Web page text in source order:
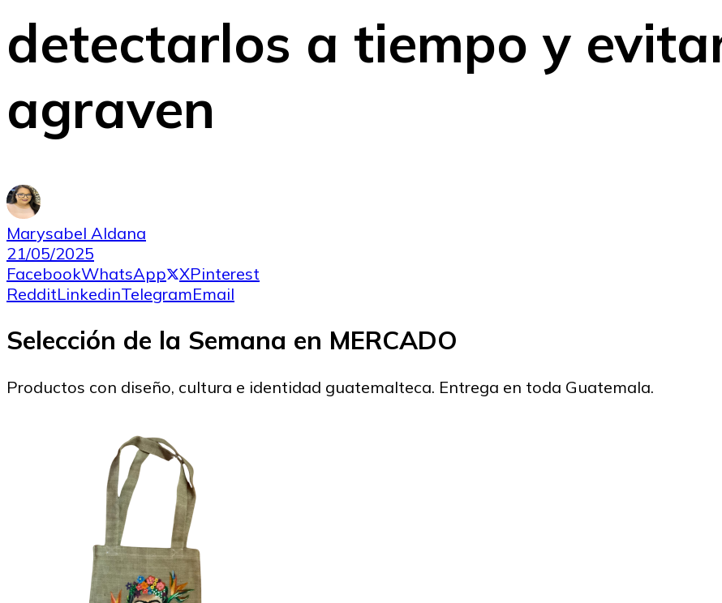
detectarlos a tiempo y
agraven
Marysabel Aldana
21/05/2025
FacebookWhatsApp XPinterest
RedditLinkedinTelegramEmail
Selección de la Semana en MERCADO
Productos con diseño, cultura e identidad guatemalteca. Entrega en toda Guatemala.